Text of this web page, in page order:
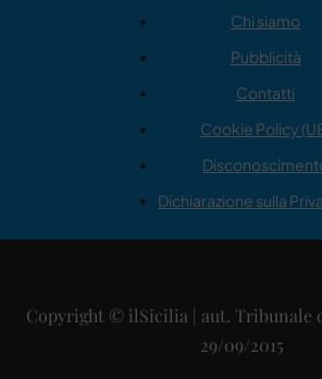
Chi siamo
Pubblicità
Contatti
Cookie Policy
Dichiarazione sulla
Copyright © ilSicilia | aut. Tribunale
29/09/2015